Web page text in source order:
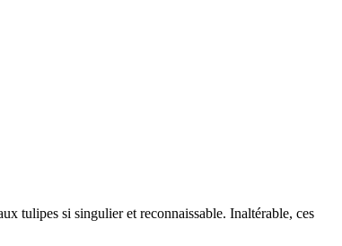
tulipes si singulier et reconnaissable. Inaltérable, ces